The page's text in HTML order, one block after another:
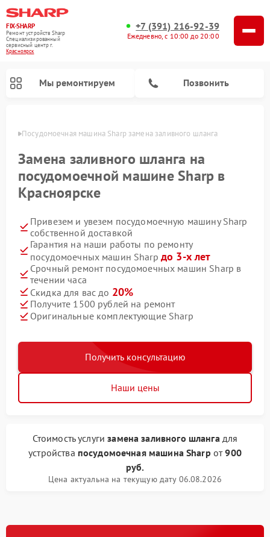
FIX-SHARP
Ремонт устройств Sharp
Специализированный
cервисный центр г.
Красноярск
+7 (391) 216-92-39
Ежедневно, с 10:00 до 20:00
Мы ремонтируем Позвонить
Посудомоечная машина Sharp замена заливного шланга
Замена заливного шланга на
посудомоечной машине Sharp в
Красноярске
Привезем и увезем посудомоечную машину Sharp
собственной доставкой
Гарантия на наши работы по ремонту
посудомоечных машин Sharp до 3-х лет
Срочный ремонт посудомоечных машин Sharp в
течении часа
Скидка для вас до 20%
Получите 1500 рублей на ремонт
Оригинальные комплектующие Sharp
Получить консультацию
Наши цены
Стоимость услугизамена заливного шланга для
устройства посудомоечная машина Sharp от900
руб.
Цена актуальна на текущую дату 06.08.2026